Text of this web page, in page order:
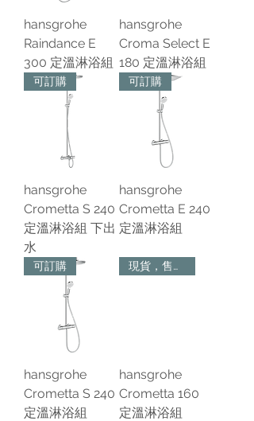
hansgrohe
Raindance E
300 定溫淋浴組
hansgrohe
Croma Select E
180 定溫淋浴組
可訂購
hansgrohe
Crometta S 240
定溫淋浴組 下出
水
可訂購
hansgrohe
Crometta E 240
定溫淋浴組
可訂購
hansgrohe
Crometta S 240
定溫淋浴組
現貨，售完為止
hansgrohe
Crometta 160
定溫淋浴組